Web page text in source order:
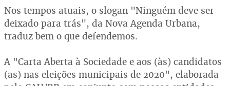
Nos tempos atuais, o slogan "Ninguém deve ser
deixado para trás", da Nova Agenda Urbana,
traduz bem o que defendemos.
A "Carta Aberta à Sociedade e aos (às) candidatos
(as) nas eleições municipais de 2020", elaborada